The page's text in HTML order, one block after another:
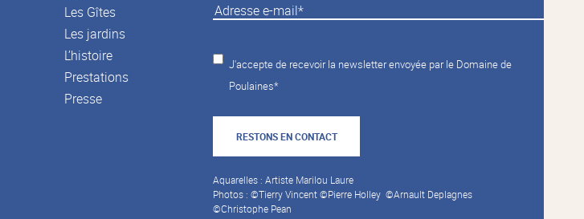
Les Gîtes
Les jardins
L’histoire
Prestations
Presse
J'accepte de recevoir la newsletter envoyée par le Domaine de
Poulaines*
RESTONS EN CONTACT
Aquarelles : Artiste Marilou Laure
Photos : ©Tierry Vincent ©Pierre Holley ©Arnault Deplagnes
©Christophe Pean